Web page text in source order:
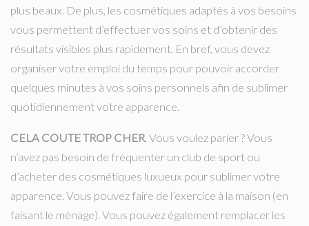
plus beaux. De plus, les cosmétiques adaptés à vos besoins
vous permettent d’effectuer vos soins et d’obtenir des
résultats visibles plus rapidement. En bref, vous devez
organiser votre emploi du temps pour pouvoir accorder
quelques minutes à vos soins personnels afin de sublimer
quotidiennement votre apparence.
CELA COUTE TROP CHER. Vous voulez parier ? Vous
n’avez pas besoin de fréquenter un club de sport ou
d’acheter des cosmétiques luxueux pour sublimer votre
apparence. Vous pouvez faire de l’exercice à la maison (en
faisant le ménage). Vous pouvez également remplacer les